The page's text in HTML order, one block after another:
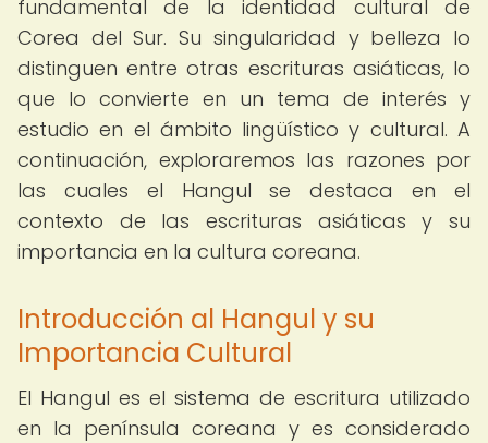
fundamental de la identidad cultural de
Corea del Sur. Su singularidad y belleza lo
distinguen entre otras escrituras asiáticas, lo
que lo convierte en un tema de interés y
estudio en el ámbito lingüístico y cultural. A
continuación, exploraremos las razones por
las cuales el Hangul se destaca en el
contexto de las escrituras asiáticas y su
importancia en la cultura coreana.
Introducción al Hangul y su
Importancia Cultural
El Hangul es el sistema de escritura utilizado
en la península coreana y es considerado